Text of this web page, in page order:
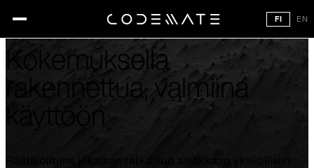
FI EN
RATKAISUT JA ERITYISOSAAMINEN
Kokemuksella
rakennettua, valmiina
käyttöön